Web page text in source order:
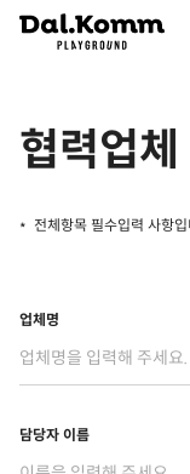
협력업체
전체항목 필수입력 사항입
업체명
담당자 이름